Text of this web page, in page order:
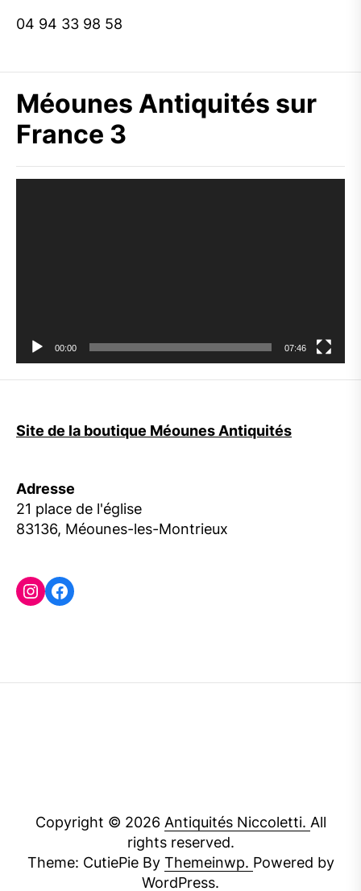
04 94 33 98 58
Méounes Antiquités sur
France 3
00:00 07:46
Site de la boutique Méounes Antiquités
Adresse
21 place de l'église
83136, Méounes-les-Montrieux
Instagram
Facebook
Copyright © 2026 Antiquités Niccoletti. All
rights reserved.
Theme: CutiePie By Themeinwp. Powered by
WordPress.